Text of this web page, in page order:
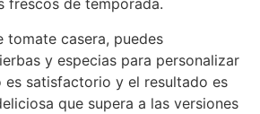
frescos de temporada.
tomate casera, puedes
y especias para personalizar
es satisfactorio y el resultado es
que supera a las versiones